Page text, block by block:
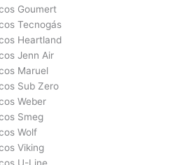
Goumert
Tecnogás
Heartland
Jenn Air
Maruel
Sub Zero
Weber
Smeg
Wolf
Viking
U-Line